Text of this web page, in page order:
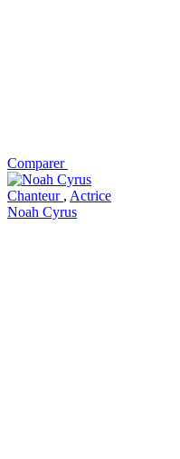
Comparer
Chanteur , Actrice
Noah Cyrus